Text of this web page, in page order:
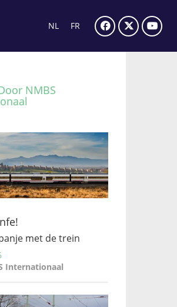
NL FR
NMBS
met de trein
Internationaal